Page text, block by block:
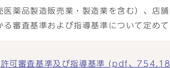
医薬品製造販売業・製造業を含む）、店
る審査基準および指導基準について定めて
許可審査基準及び指導基準 (pdf、